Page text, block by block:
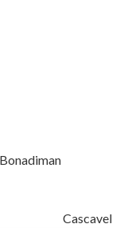
Cascavel